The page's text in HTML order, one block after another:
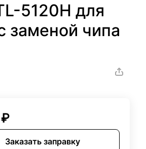
5120H для
заменой чипа
Заказать заправку